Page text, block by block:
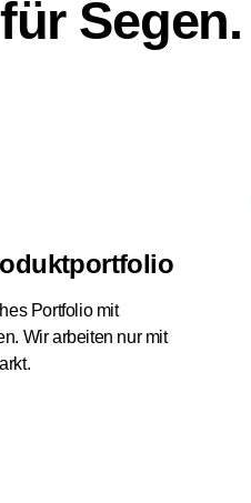
Segen.
Portfolio mit
Wir arbeiten nur mit